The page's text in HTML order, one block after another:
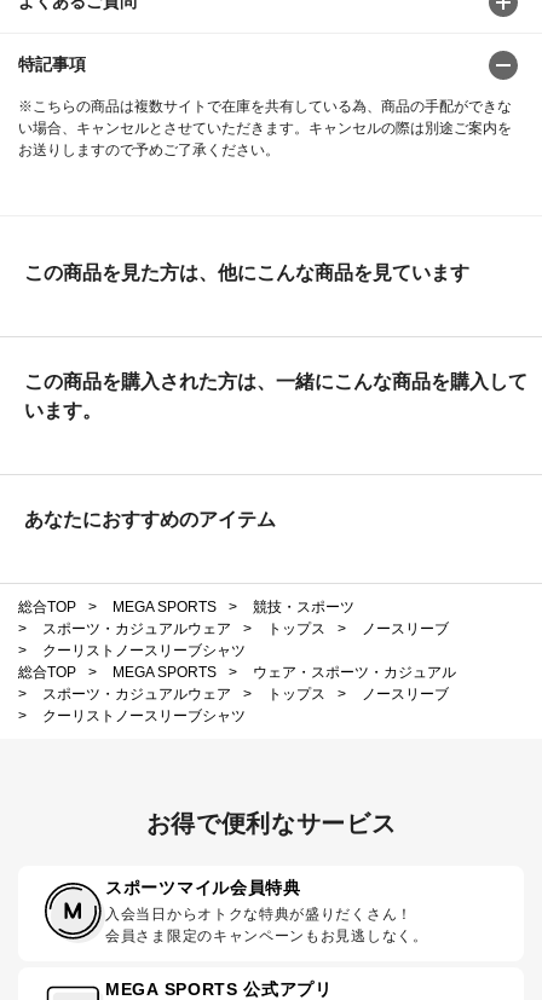
特記事項
※こちらの商品は複数サイトで在庫を共有している為、商品の手配ができな
い場合、キャンセルとさせていただきます。キャンセルの際は別途ご案内を
お送りしますので予めご了承ください。
この商品を見た方は、他にこんな商品を見ています
この商品を購入された方は、一緒にこんな商品を購入して
います。
あなたにおすすめのアイテム
総合TOP > MEGA SPORTS >
競技・スポーツ
>
スポーツ・カジュアルウェア > トップス >
ノースリーブ
>
クーリストノースリーブシャツ
総合TOP
> MEGA SPORTS >
ウェア・スポーツ・カジュアル
>
スポーツ・カジュアルウェア > トップス >
ノースリーブ
>
クーリストノースリーブシャツ
お得で便利なサービス
スポーツマイル会員特典
入会当日からオトクな特典が盛りだくさん！
会員さま限定のキャンペーンもお見逃しなく。
MEGA SPORTS 公式アプリ